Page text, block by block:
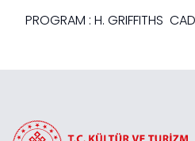
PROGRAM : H. GRIFFITHS